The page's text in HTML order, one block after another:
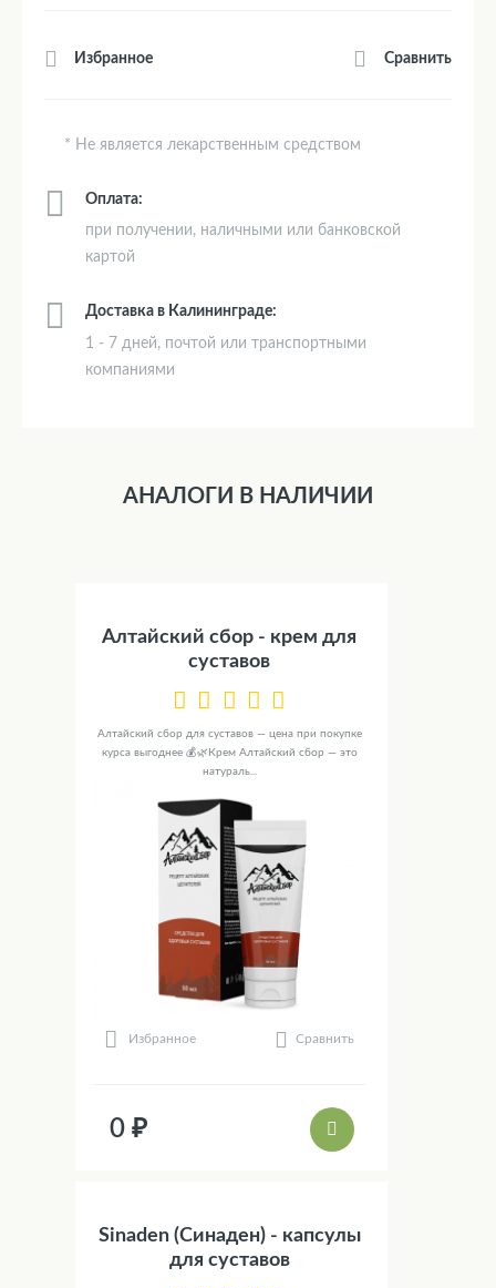
Избранное Сравнить
* Не является лекарственным средством
Оплата:
при получении, наличными или банковской
картой
Доставка в Калининграде:
1 - 7 дней, почтой или транспортными
компаниями
АНАЛОГИ В НАЛИЧИИ
Алтайский сбор - крем для
суставов
Алтайский сбор для суставов — цена при покупке
курса выгоднее 💰🌿Крем Алтайский сбор — это
натураль...
Избранное Сравнить
0 ₽
Sinaden (Синаден) - капсулы
для суставов